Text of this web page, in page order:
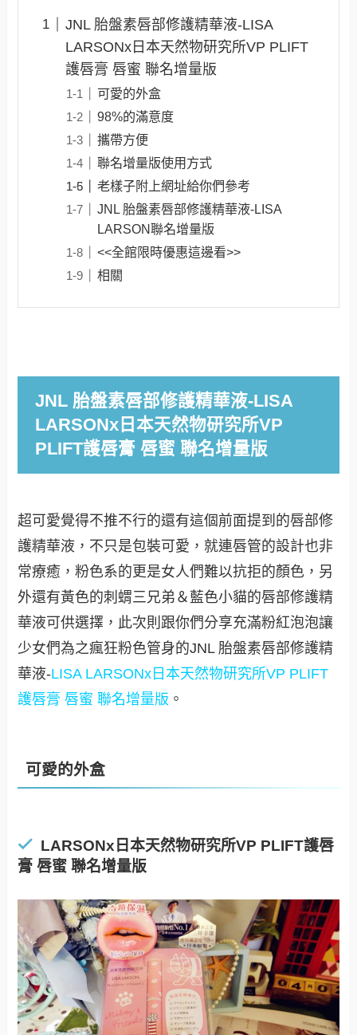
JNL 胎盤素唇部修護精華液-LISA
LARSONx日本天然物研究所VP PLIFT
護唇膏 唇蜜 聯名增量版
可愛的外盒
98%的滿意度
攜帶方便
聯名增量版使用方式
老樣子附上網址給你們參考
JNL 胎盤素唇部修護精華液-LISA
LARSON聯名增量版
<<全館限時優惠這邊看>>
相關
JNL 胎盤素唇部修護精華液-LISA
LARSONx日本天然物研究所VP
PLIFT護唇膏 唇蜜 聯名增量版
超可愛覺得不推不行的還有這個前面提到的唇部修
護精華液，不只是包裝可愛，就連唇管的設計也非
常療癒，粉色系的更是女人們難以抗拒的顏色，另
外還有黃色的刺蝟三兄弟＆藍色小貓的唇部修護精
華液可供選擇，此次則跟你們分享充滿粉紅泡泡讓
少女們為之瘋狂粉色管身的JNL 胎盤素唇部修護精
華液-LISA LARSONx日本天然物研究所VP PLIFT
護唇膏 唇蜜 聯名增量版 。
可愛的外盒
LARSONx日本天然物研究所VP PLIFT護唇
膏 唇蜜 聯名增量版